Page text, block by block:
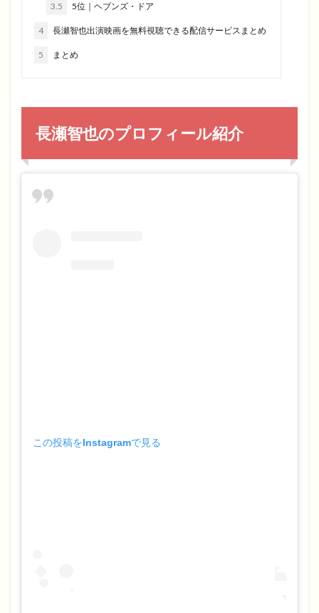
3.5 5位｜ヘブンズ・ドア
4 長瀬智也出演映画を無料視聴できる配信サービスまとめ
5 まとめ
長瀬智也のプロフィール紹介
この投稿をInstagramで見る